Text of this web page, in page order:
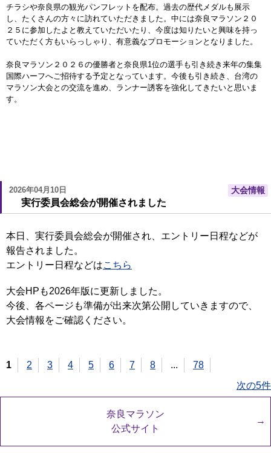
チラシや奈良県の観光パンフレットを配布。過去の歴代メダルも展示
し、たくさんの方々に訪れていただきました。中には奈良マラソン２０
２５に参加したよと教えていただいたり、今度は知りたいと興味を持っ
ていただく方もいらっしゃり、有意義なプロモーションとなりました。
奈良マラソン２０２６の優勝者と奈良県1位の選手も引き続き来年の集集
国際ハーフへご招待する予定となっています。今後も引き続き、台湾の
マラソン大会との交流を進め、ランナー誘客を強化してきたいと思いま
す。
2026年04月10日 大会情報
実行委員会総会が開催されました
本日、実行委員会総会が開催され、エントリー日程などが
報告されました。
エントリー日程などはこちら
大会HPも2026年版に更新しました。
今後、各ページも準備が出来次第公開していきますので、
大会情報をご確認ください。
1 2 3 4 5 6 7 8 ...
78
次の5件
奈良マラソン
公式サイト